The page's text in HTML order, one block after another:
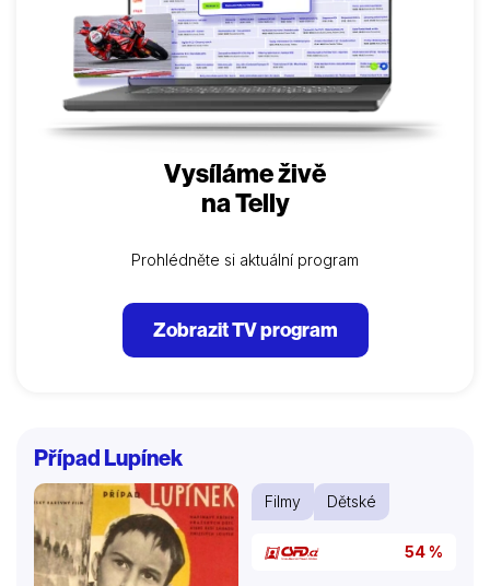
Vysíláme živě
na Telly
Prohlédněte si aktuální program
Zobrazit TV program
Případ Lupínek
Filmy Dětské
54 %